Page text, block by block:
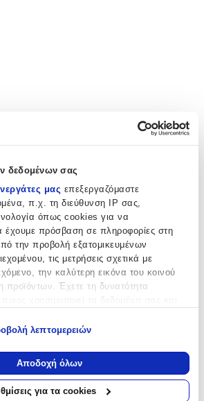
δεδομένων σας
μας επεξεργαζόμαστε
π.χ. τη διεύθυνση IP σας,
όπως cookies για να
έχουμε πρόσβαση σε πληροφορίες στη
την προβολή εξατομικευμένων
τις μετρήσεις σχετικά με
την καλύτερη εικόνα του κοινού
προϊόντων. Έχετε τη δυνατότητα
πληροφορίες σχετικά με τη γεωγραφική
οποίες μπορεί να είναι ακριβείς σε
μέτρων
λεπτομερειών
Αποδοχή όλων
για τα cookies